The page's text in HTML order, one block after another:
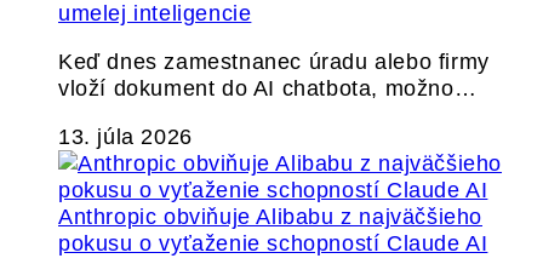
umelej inteligencie
Keď dnes zamestnanec úradu alebo firmy
vloží dokument do AI chatbota, možno…
13. júla 2026
Anthropic obviňuje Alibabu z najväčšieho
pokusu o vyťaženie schopností Claude AI